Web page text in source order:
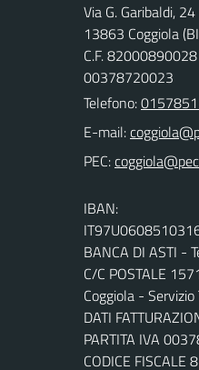
Via G. Garibaldi, 24
13863 Coggiola
C.F.
00378720023
Telefono:
E-mail:
PEC:
IBAN:
BANCA DI ASTI -
C/C POSTALE
Coggiola - Servizio
DATI
PARTITA IVA
CODICE